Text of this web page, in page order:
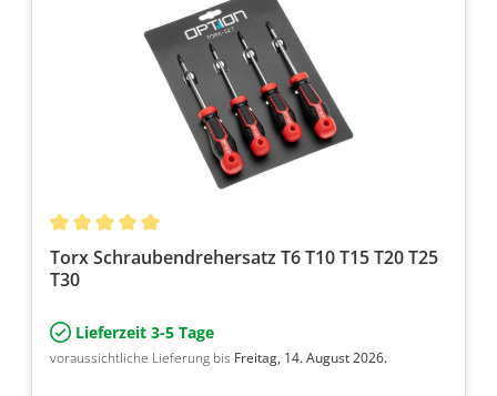
Torx Schraubendrehersatz T6 T10 T15 T20 T25
T30
Lieferzeit 3-5 Tage
voraussichtliche Lieferung bis Freitag, 14. August 2026.